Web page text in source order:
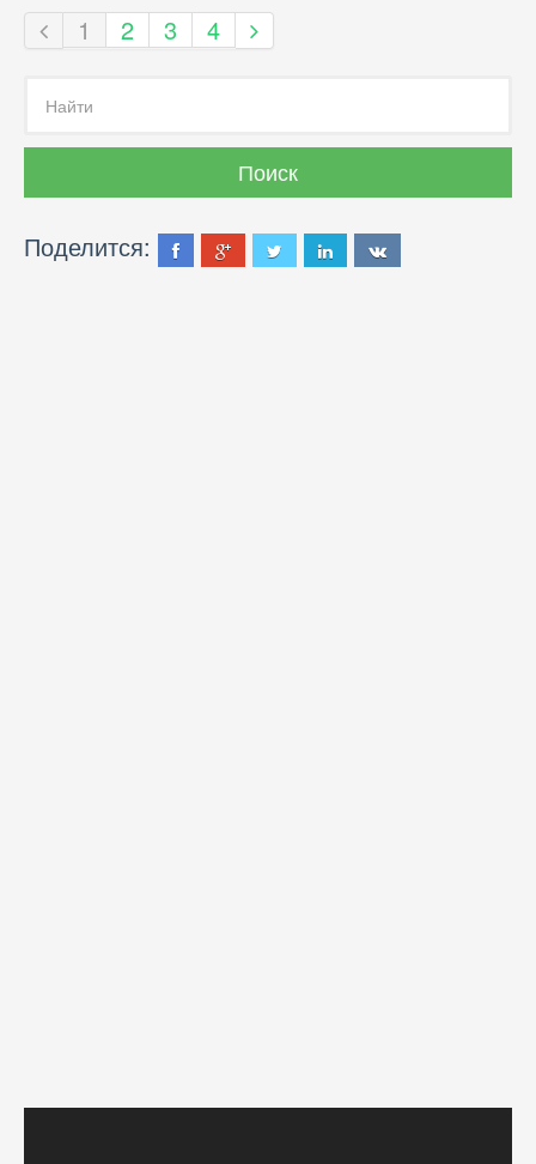
1 2 3 4
Поделится: